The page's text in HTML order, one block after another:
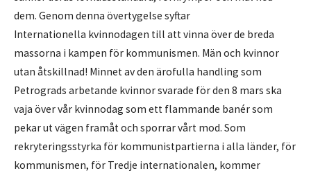
dem. Genom denna övertygelse syftar
Internationella kvinnodagen till att vinna över de breda
massorna i kampen för kommunismen. Män och kvinnor
utan åtskillnad! Minnet av den ärofulla handling som
Petrograds arbetande kvinnor svarade för den 8 mars ska
vaja över vår kvinnodag som ett flammande banér som
pekar ut vägen framåt och sporrar vårt mod. Som
rekryteringsstyrka för kommunistpartierna i alla länder, för
kommunismen, för Tredje internationalen, kommer